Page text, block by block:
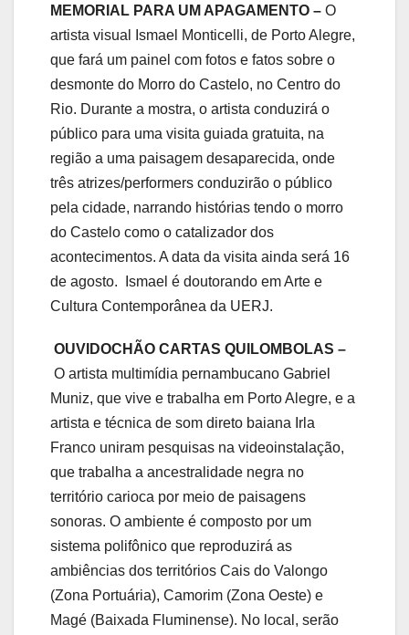
MEMORIAL PARA UM APAGAMENTO – O
artista visual Ismael Monticelli, de Porto Alegre,
que fará um painel com fotos e fatos sobre o
desmonte do Morro do Castelo, no Centro do
Rio. Durante a mostra, o artista conduzirá o
público para uma visita guiada gratuita, na
região a uma paisagem desaparecida, onde
três atrizes/performers conduzirão o público
pela cidade, narrando histórias tendo o morro
do Castelo como o catalizador dos
acontecimentos. A data da visita ainda será 16
de agosto. Ismael é doutorando em Arte e
Cultura Contemporânea da UERJ.
OUVIDOCHÃO CARTAS QUILOMBOLAS –
O artista multimídia pernambucano Gabriel
Muniz, que vive e trabalha em Porto Alegre, e a
artista e técnica de som direto baiana Irla
Franco uniram pesquisas na videoinstalação,
que trabalha a ancestralidade negra no
território carioca por meio de paisagens
sonoras. O ambiente é composto por um
sistema polifônico que reproduzirá as
ambiências dos territórios Cais do Valongo
(Zona Portuária), Camorim (Zona Oeste) e
Magé (Baixada Fluminense). No local, serão